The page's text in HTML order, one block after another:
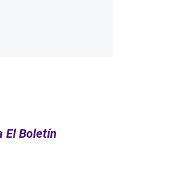
El Boletín